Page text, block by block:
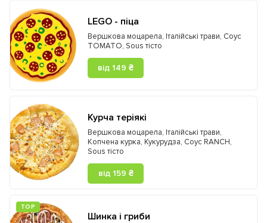
LEGO - піца
Вершкова моцарела, Італійські трави, Соус
TOMATO, Sous тісто
від 149 ₴
Курча теріякі
Вершкова моцарела, Італійські трави,
Копчена курка, Кукурудза, Соус RANCH,
Sous тісто
від 159 ₴
ТOP
Шинка і гриби